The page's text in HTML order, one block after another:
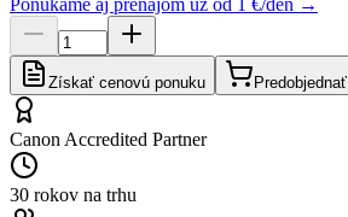
Získať cenovú ponuku Predobjednať
Canon Accredited Partner
30 rokov na trhu